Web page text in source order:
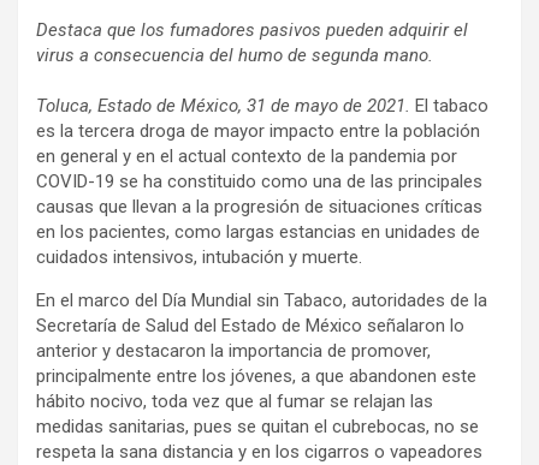
Destaca que los fumadores pasivos pueden adquirir el
virus a consecuencia del humo de segunda mano.
Toluca, Estado de México, 31 de mayo de 2021. El tabaco
es la tercera droga de mayor impacto entre la población
en general y en el actual contexto de la pandemia por
COVID-19 se ha constituido como una de las principales
causas que llevan a la progresión de situaciones críticas
en los pacientes, como largas estancias en unidades de
cuidados intensivos, intubación y muerte.
En el marco del Día Mundial sin Tabaco, autoridades de la
Secretaría de Salud del Estado de México señalaron lo
anterior y destacaron la importancia de promover,
principalmente entre los jóvenes, a que abandonen este
hábito nocivo, toda vez que al fumar se relajan las
medidas sanitarias, pues se quitan el cubrebocas, no se
respeta la sana distancia y en los cigarros o vapeadores